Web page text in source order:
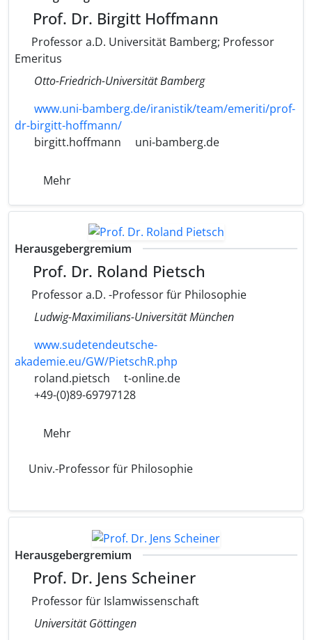
Prof. Dr. Birgitt Hoffmann
Professor a.D. Universität Bamberg; Professor
Emeritus
Otto-Friedrich-Universität Bamberg
www.uni-bamberg.de/iranistik/team/emeriti/prof-
dr-birgitt-hoffmann/
birgitt.hoffmann
uni-bamberg.de
Mehr
Herausgebergremium
Prof. Dr. Roland Pietsch
Professor a.D. -Professor für Philosophie
Ludwig-Maximilians-Universität München
www.sudetendeutsche-
akademie.eu/GW/PietschR.php
roland.pietsch
t-online.de
+49-(0)89-69797128
Mehr
Univ.-Professor für Philosophie
Herausgebergremium
Prof. Dr. Jens Scheiner
Professor für Islamwissenschaft
Universität Göttingen